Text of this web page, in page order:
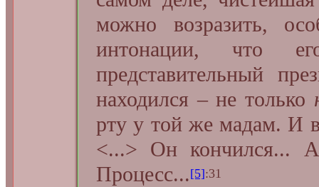
можно возразить,
интонации, что
представительный
находился – не только
рту у той же мадам. И
<...> Он кончился...
Процесс...[5]:31